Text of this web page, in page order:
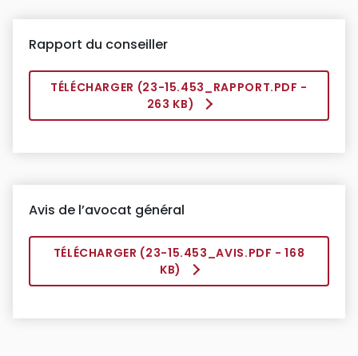
Rapport du conseiller
TÉLÉCHARGER (23-15.453_RAPPORT.PDF -
263 KB)
Avis de l’avocat général
TÉLÉCHARGER (23-15.453_AVIS.PDF - 168
KB)